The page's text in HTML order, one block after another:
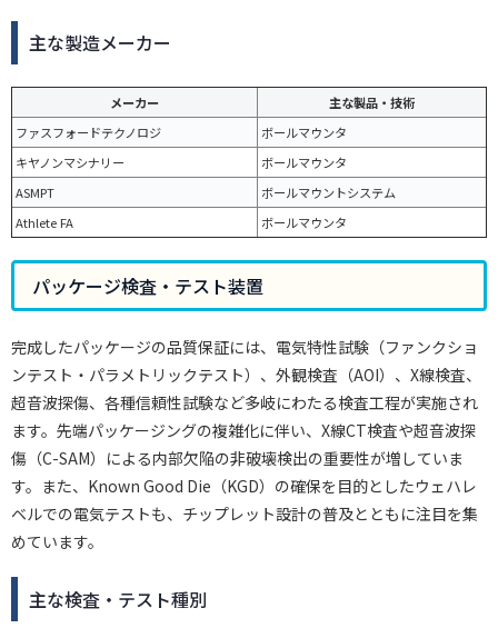
主な製造メーカー
メーカー
主な製品・技術
ファスフォードテクノロジ
ボールマウンタ
キヤノンマシナリー
ボールマウンタ
ASMPT
ボールマウントシステム
Athlete FA
ボールマウンタ
パッケージ検査・テスト装置
完成したパッケージの品質保証には、電気特性試験（ファンクショ
ンテスト・パラメトリックテスト）、外観検査（AOI）、X線検査、
超音波探傷、各種信頼性試験など多岐にわたる検査工程が実施され
ます。先端パッケージングの複雑化に伴い、X線CT検査や超音波探
傷（C-SAM）による内部欠陥の非破壊検出の重要性が増していま
す。また、Known Good Die（KGD）の確保を目的としたウェハレ
ベルでの電気テストも、チップレット設計の普及とともに注目を集
めています。
主な検査・テスト種別